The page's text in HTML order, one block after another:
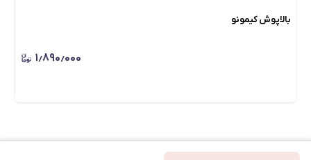
بالاپوش کیمونو
۱٫۸۹۰٫۰۰۰